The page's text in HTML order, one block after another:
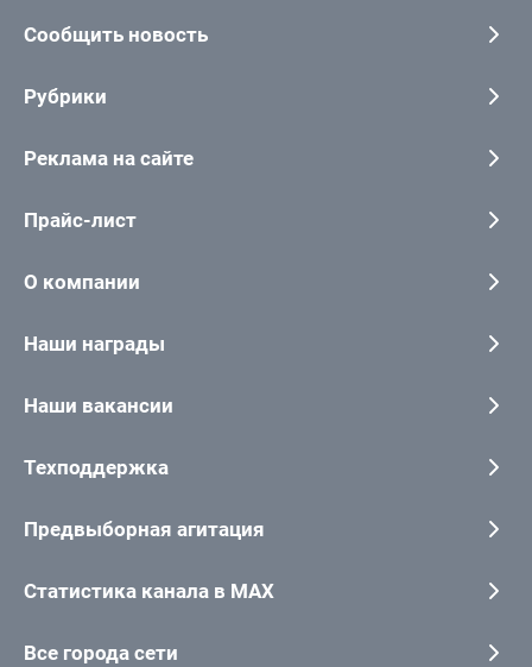
Сообщить новость
Рубрики
Реклама на сайте
Прайс-лист
О компании
Наши награды
Наши вакансии
Техподдержка
Предвыборная агитация
Статистика канала в MAX
Все города сети